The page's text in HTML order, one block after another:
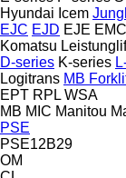
Hyundai Icem
EJC EJD EJE EMC
Komatsu
D-series K-series
Logitrans MB
EPT RPL WSA
MB MIC Manitou
PSE
PSE12B29
OM